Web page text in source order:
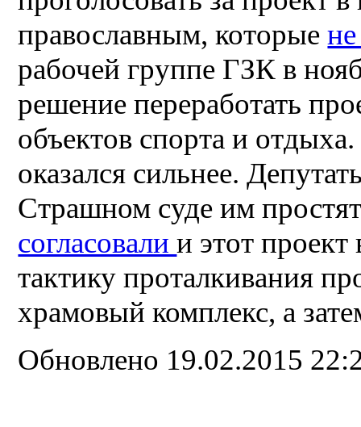
православным, которые
рабочей группе ГЗК в
решение переработать
объектов спорта и
оказался сильнее.
Страшном суде им
согласовалии этот
тактику проталкивания
храмовый комплекс, а
Обновлено 19.02.2015